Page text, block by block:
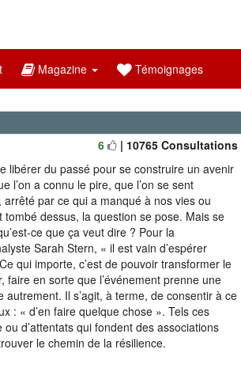
Magazine Témoignages
6
| 10765 Consultations
libérer du passé pour se construire un avenir
l’on a connu le pire, que l’on se sent
arrêté par ce qui a manqué à nos vies ou
tombé dessus, la question se pose. Mais se
ce que ça veut dire ? Pour la
Sarah Stern, « il est vain d’espérer
qui importe, c’est de pouvoir transformer le
faire en sorte que l’événement prenne une
Il s’agit, à terme, de consentir à ce
: « d’en faire quelque chose ». Tels ces
d’attentats qui fondent des associations
le chemin de la résilience.